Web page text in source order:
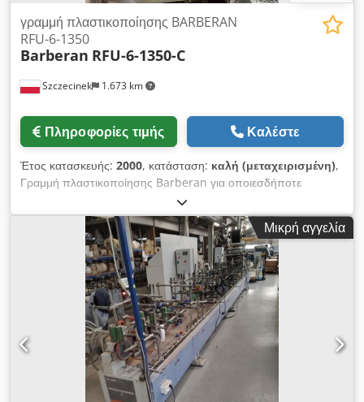
Szczecinek 1.673 km
γραμμή πλαστικοποίησης BARBERAN
RFU-6-1350
Barberan RFU-6-1350-C
Πληροφορίες τιμής Καλέστε
Έτος κατασκευής: 2000, κατάσταση: καλή (μεταχειρισμένη),
Γραμμή πλαστικοποίησης Barberan για οποιεσδήποτε
ερωτήσεις καλέστε 790800714 γραμμή σε συνεχή λειτουργία
μέγιστο πλάτος πλαστικοποίησης - 1300mm ελάχιστο πάχος
3mm μέγιστο πάχος 40mm μέγιστο μήκος στοιχείων 2800 mm
ελάχιστο μήκος περίπου 600mm αδιαβάθμητη ρύθμιση της
ταχύτητας από τη μηχανή βούρτσας μέγιστη ταχύτητα 20
m/min. Csdpfxoilqvre Akverf η γραμμή αποτελείται από -
αυτόματη φόρτωση Tommassini (δεν λειτουργεί) - μηχανή
βουρτσίσματος πάνω και κάτω - λαμπτήρες θέρμανσης
μπροστά από τους κυλίνδρους κόλλας πάνω και κάτω -
Εφαρμογέας κόλλας PVAC - πάνω και κάτω λάμπες
στεγνώματος - γραμμή χαλύβδινων καλανδέρων σιδερώματος -
Επιπλέον, η γραμμή διαθέτει ένα πρόσθετο στεφάνι για την
Μικρή αγγελία